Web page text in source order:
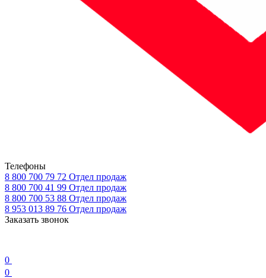
Телефоны
8 800 700 79 72 Отдел продаж
8 800 700 41 99 Отдел продаж
8 800 700 53 88 Отдел продаж
8 953 013 89 76 Отдел продаж
Заказать звонок
0
0